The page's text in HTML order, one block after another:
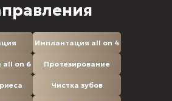
Имплантация all on 4
all on 6 Протезирование
Чистка зубов